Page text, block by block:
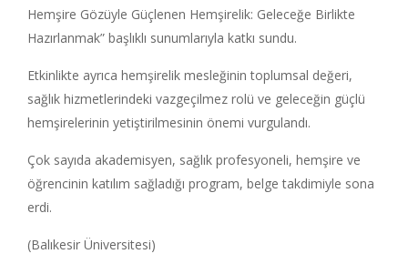
Hemşire Gözüyle Güçlenen Hemşirelik: Geleceğe Birlikte
Hazırlanmak” başlıklı sunumlarıyla katkı sundu.
Etkinlikte ayrıca hemşirelik mesleğinin toplumsal değeri,
sağlık hizmetlerindeki vazgeçilmez rolü ve geleceğin güçlü
hemşirelerinin yetiştirilmesinin önemi vurgulandı.
Çok sayıda akademisyen, sağlık profesyoneli, hemşire ve
öğrencinin katılım sağladığı program, belge takdimiyle sona
erdi.
(Balıkesir Üniversitesi)